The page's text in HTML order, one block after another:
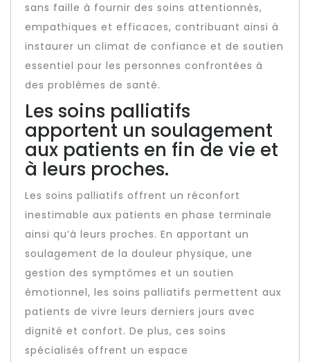
sans faille à fournir des soins attentionnés,
empathiques et efficaces, contribuant ainsi à
instaurer un climat de confiance et de soutien
essentiel pour les personnes confrontées à
des problèmes de santé.
Les soins palliatifs
apportent un soulagement
aux patients en fin de vie et
à leurs proches.
Les soins palliatifs offrent un réconfort
inestimable aux patients en phase terminale
ainsi qu’à leurs proches. En apportant un
soulagement de la douleur physique, une
gestion des symptômes et un soutien
émotionnel, les soins palliatifs permettent aux
patients de vivre leurs derniers jours avec
dignité et confort. De plus, ces soins
spécialisés offrent un espace